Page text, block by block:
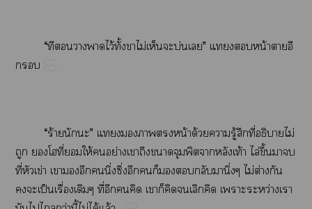
“​​​​​ไว้​ั้​​ไม่​​​บ่​”​​​น้​​​

“​ร้​​”​​​​​น้​ด้​​ู้​​ี่​​ไม่​
​​​ี่​​ให้​​ย่​​​​​​​ท้​ไล่​ึ้​​​
ี่​​ข่​​​​​ิ่​ึ่​​​​​​​​ิ่​ไม่​ต่​​
​​ป็​ื่​​ี่​​​​​​​​​​​ว่​​